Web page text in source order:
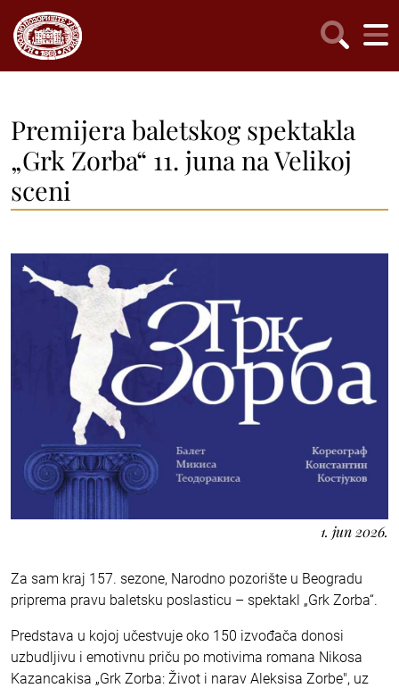
Premijera baletskog spektakla
„Grk Zorba“ 11. juna na Velikoj
sceni
1. jun 2026.
Za sam kraj 157. sezone, Narodno pozorište u Beogradu
priprema pravu baletsku poslasticu – spektakl „Grk Zorba“.
Predstava u kojoj učestvuje oko 150 izvođača donosi
uzbudljivu i emotivnu priču po motivima romana Nikosa
Kazancakisa „Grk Zorba: Život i narav Aleksisa Zorbe", uz